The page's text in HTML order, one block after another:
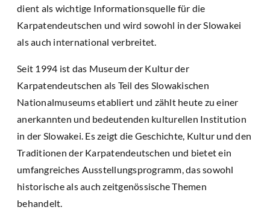
dient als wichtige Informationsquelle für die
Karpatendeutschen und wird sowohl in der Slowakei
als auch international verbreitet.
Seit 1994 ist das Museum der Kultur der
Karpatendeutschen als Teil des Slowakischen
Nationalmuseums etabliert und zählt heute zu einer
anerkannten und bedeutenden kulturellen Institution
in der Slowakei. Es zeigt die Geschichte, Kultur und den
Traditionen der Karpatendeutschen und bietet ein
umfangreiches Ausstellungsprogramm, das sowohl
historische als auch zeitgenössische Themen
behandelt.